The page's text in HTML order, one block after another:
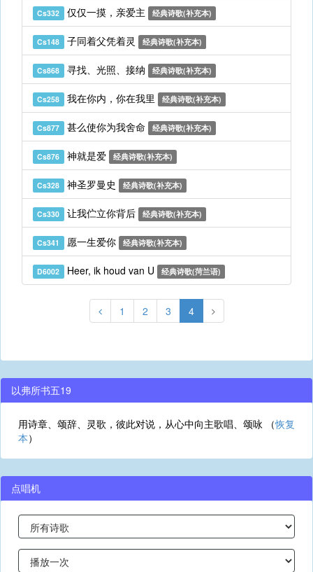
Cs332 仅仅一摸，亲爱主 经典诗歌(补充本)
Cs148 子同着父凭着灵 经典诗歌(补充本)
Cs868 寻找、光照、接纳 经典诗歌(补充本)
Cs258 我在你内，你在我里 经典诗歌(补充本)
Cs877 甚么使你为我舍命 经典诗歌(补充本)
Cs876 神就是爱 经典诗歌(补充本)
Cs328 神圣罗曼史 经典诗歌(补充本)
Cs330 让我伫立你背后 经典诗歌(补充本)
Cs341 愿一生爱你 经典诗歌(补充本)
D6002 Heer, ik houd van U 经典诗歌(菏兰语)
1 2 3 4
以弗所书五19
用诗章、颂辞、灵歌，彼此对说，从心中向主歌唱、颂咏 （恢复
本）
点唱机